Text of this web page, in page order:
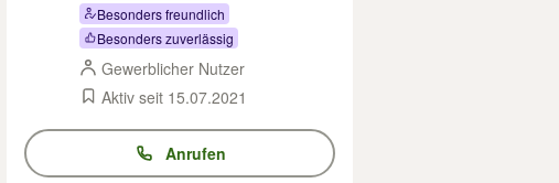
Besonders freundlich
Besonders zuverlässig
Gewerblicher Nutzer
Aktiv seit 15.07.2021
Anrufen